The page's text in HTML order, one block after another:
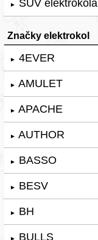
► SUV elektrokola
Značky elektrokol
► 4EVER
► AMULET
► APACHE
► AUTHOR
► BASSO
► BESV
► BH
► BULLS